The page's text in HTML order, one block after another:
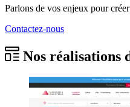
Parlons de vos enjeux pour
Contactez-nous
Nos réalisations